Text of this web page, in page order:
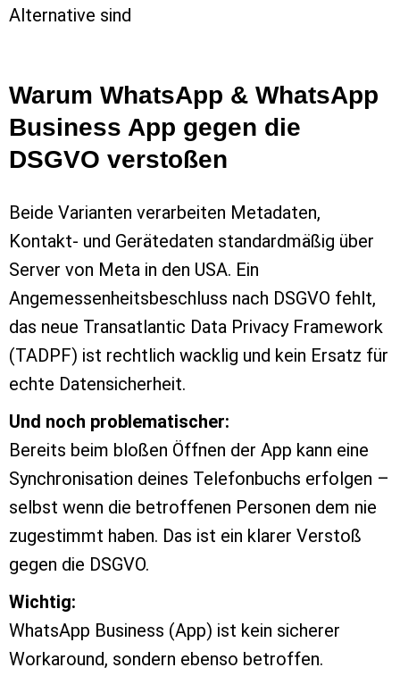
Alternative sind
Warum WhatsApp & WhatsApp
Business App gegen die
DSGVO verstoßen
Beide Varianten verarbeiten Metadaten,
Kontakt- und Gerätedaten standardmäßig über
Server von Meta in den USA. Ein
Angemessenheitsbeschluss nach DSGVO fehlt,
das neue Transatlantic Data Privacy Framework
(TADPF) ist rechtlich wacklig und kein Ersatz für
echte Datensicherheit.
Und noch problematischer:
Bereits beim bloßen Öffnen der App kann eine
Synchronisation deines Telefonbuchs erfolgen –
selbst wenn die betroffenen Personen dem nie
zugestimmt haben. Das ist ein klarer Verstoß
gegen die DSGVO.
Wichtig:
WhatsApp Business (App) ist kein sicherer
Workaround, sondern ebenso betroffen.